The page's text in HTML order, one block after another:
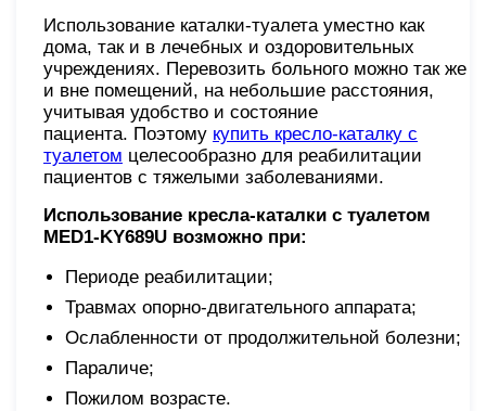
Использование каталки-туалета уместно как
дома, так и в лечебных и оздоровительных
учреждениях. Перевозить больного можно так же
и вне помещений, на небольшие расстояния,
учитывая удобство и состояние
пациента. Поэтому купить кресло-каталку с
туалетом целесообразно для реабилитации
пациентов с тяжелыми заболеваниями.
Использование кресла-каталки с туалетом
MED1-KY689U возможно при:
Периоде реабилитации;
Травмах опорно-двигательного аппарата;
Ослабленности от продолжительной болезни;
Параличе;
Пожилом возрасте.